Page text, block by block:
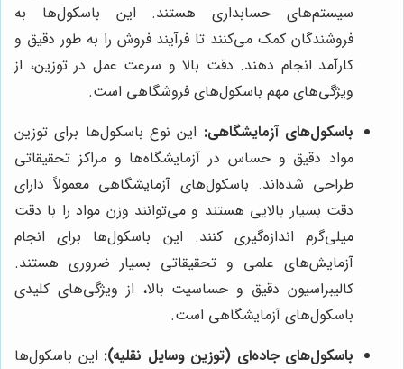
سیستم‌های حسابداری هستند. این باسکول‌ها به
فروشندگان کمک می‌کنند تا فرآیند فروش را به طور دقیق و
کارآمد انجام دهند. دقت بالا و سرعت عمل در توزین، از
ویژگی‌های مهم باسکول‌های فروشگاهی است.
باسکول‌های آزمایشگاهی: این نوع باسکول‌ها برای توزین
مواد دقیق و حساس در آزمایشگاه‌ها و مراکز تحقیقاتی
طراحی شده‌اند. باسکول‌های آزمایشگاهی معمولاً دارای
دقت بسیار بالایی هستند و می‌توانند وزن مواد را با دقت
میلی‌گرم اندازه‌گیری کنند. این باسکول‌ها برای انجام
آزمایش‌های علمی و تحقیقاتی بسیار ضروری هستند.
کالیبراسیون دقیق و حساسیت بالا، از ویژگی‌های کلیدی
باسکول‌های آزمایشگاهی است.
باسکول‌های جاده‌ای (توزین وسایل نقلیه): این باسکول‌ها